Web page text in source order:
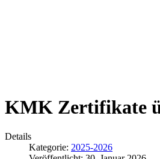
KMK Zertifikate
Details
Kategorie: 2025-2026